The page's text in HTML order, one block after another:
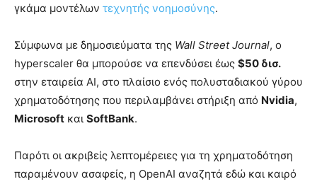
γκάμα μοντέλων τεχνητής νοημοσύνης.
Σύμφωνα με δημοσιεύματα της Wall Street Journal, ο
hyperscaler θα μπορούσε να επενδύσει έως $50 δισ.
στην εταιρεία AI, στο πλαίσιο ενός πολυσταδιακού γύρου
χρηματοδότησης που περιλαμβάνει στήριξη από Nvidia,
Microsoft και SoftBank.
Παρότι οι ακριβείς λεπτομέρειες για τη χρηματοδότηση
παραμένουν ασαφείς, η OpenAI αναζητά εδώ και καιρό